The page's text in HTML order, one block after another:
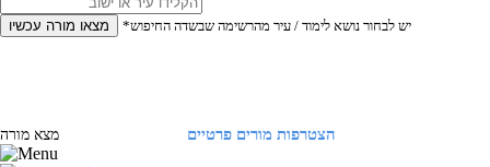
מצאו מורה עכשיו *יש לבחור נושא לימוד / עיר מהרשימה שבשדה החיפוש
הצטרפות מורים פרטיים מצא מורה